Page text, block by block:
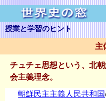
授業と学習のヒント
主
チュチェ思想という、北
会主義理念。
朝鮮民主主義人民共和国